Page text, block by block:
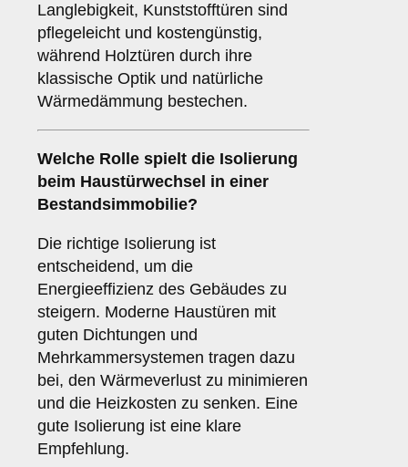
Langlebigkeit, Kunststofftüren sind
pflegeleicht und kostengünstig,
während Holztüren durch ihre
klassische Optik und natürliche
Wärmedämmung bestechen.
Welche Rolle spielt die Isolierung
beim Haustürwechsel in einer
Bestandsimmobilie?
Die richtige Isolierung ist
entscheidend, um die
Energieeffizienz des Gebäudes zu
steigern. Moderne Haustüren mit
guten Dichtungen und
Mehrkammersystemen tragen dazu
bei, den Wärmeverlust zu minimieren
und die Heizkosten zu senken. Eine
gute Isolierung ist eine klare
Empfehlung.